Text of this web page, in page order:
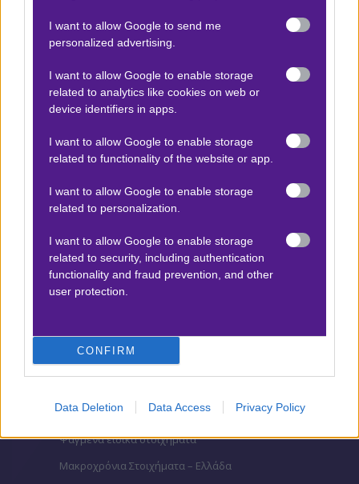
I want to allow Google to send me
personalized advertising.
I want to allow Google to enable storage
related to analytics like cookies on web or
device identifiers in apps.
I want to allow Google to enable storage
related to functionality of the website or app.
I want to allow Google to enable storage
related to personalization.
I want to allow Google to enable storage
related to security, including authentication
functionality and fraud prevention, and other
user protection.
CONFIRM
Data Deletion Data Access Privacy Policy
ΒΑΘΜΟΛΟΓΙΕΣ
Super league
Βαθμολογίες Aγγλία – Premier league
Βαθμολογίες Ισπανίας- La liga
Βαθμολογίες Ιταλίας- Serie A
Βαθμολογίες Γαλλίας-League 1
ΣΤΟΙΧΗΜΑ
To bet builder της ημέρας
Μακροχρόνια Στοιχήματα
Ψαγμένα ειδικά στοιχήματα
Μακροχρόνια Στοιχήματα – Ελλάδα